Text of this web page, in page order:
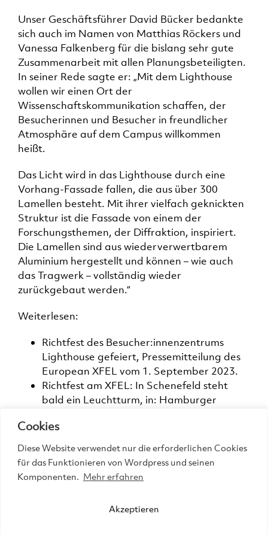
Cookies
Diese Website verwendet nur die erforderlichen Cookies
für das Funktionieren von Wordpress und seinen
Komponenten. Mehr erfahren
Akzeptieren
Unser Geschäftsführer David Bücker bedankte
sich auch im Namen von Matthias Röckers und
Vanessa Falkenberg für die bislang sehr gute
Zusammenarbeit mit allen Planungsbeteiligten.
In seiner Rede sagte er: „Mit dem Lighthouse
wollen wir einen Ort der
Wissenschaftskommunikation schaffen, der
Besucherinnen und Besucher in freundlicher
Atmosphäre auf dem Campus willkommen
heißt.
Das Licht wird in das Lighthouse durch eine
Vorhang-Fassade fallen, die aus über 300
Lamellen besteht. Mit ihrer vielfach geknickten
Struktur ist die Fassade von einem der
Forschungsthemen, der Diffraktion, inspiriert.
Die Lamellen sind aus wiederverwertbarem
Aluminium hergestellt und können – wie auch
das Tragwerk – vollständig wieder
zurückgebaut werden.“
Weiterlesen:
Richtfest des Besucher:innenzentrums
Lighthouse gefeiert, Pressemitteilung des
European XFEL vom 1. September 2023.
Richtfest am XFEL: In Schenefeld steht
bald ein Leuchtturm, in: Hamburger
4. September 2023